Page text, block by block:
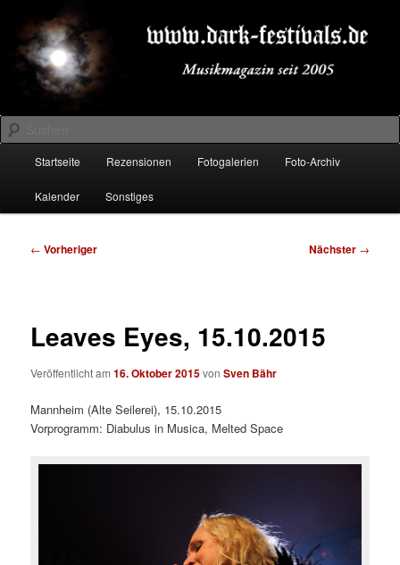
primären
Inhalt
springenDARK-FESTIVALS.DE
Suchen
Startseite Rezensionen Fotogalerien Foto-Archiv
Kalender Sonstiges
Beitragsnavigation
← Vorheriger Nächster →
Leaves Eyes, 15.10.2015
Veröffentlicht am16. Oktober 2015vonSven Bähr
Mannheim (Alte Seilerei), 15.10.2015
Vorprogramm: Diabulus in Musica, Melted Space